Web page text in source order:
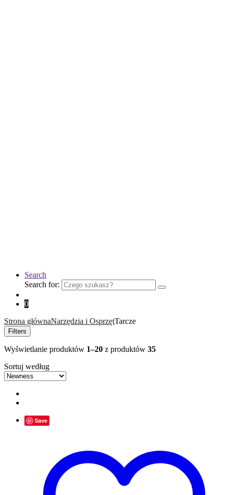
Search
Search for:
0
Strona głównaNarzędzia i OsprzętTarcze
Filters
Wyświetlanie produktów 1–20 z produktów 35
Sortuj według
Save